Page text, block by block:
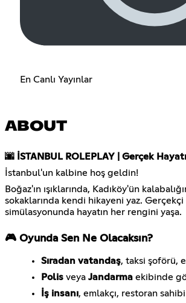
En Canlı Yayınlar
ABOUT
🌆 İSTANBUL ROLEPLAY | Gerçek
İstanbul'un kalbine hoş geldin!
Boğaz'ın ışıklarında, Kadıköy'ün
sokaklarında kendi hikayeni yaz.
simülasyonunda hayatın her rengini yaşa.
🎮 Oyunda Sen Ne Olacaksın?
Sıradan vatandaş, taksi şoförü,
Polis veya Jandarma ekibinde
İş insanı, emlakçı, restoran sahibi